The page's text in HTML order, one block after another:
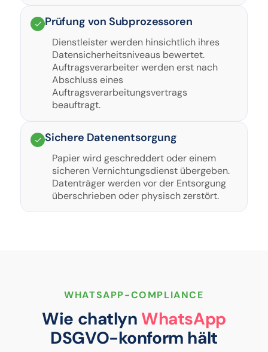
Prüfung von Subprozessoren
Dienstleister werden hinsichtlich ihres
Datensicherheitsniveaus bewertet.
Auftragsverarbeiter werden erst nach
Abschluss eines
Auftragsverarbeitungsvertrags
beauftragt.
Sichere Datenentsorgung
Papier wird geschreddert oder einem
sicheren Vernichtungsdienst übergeben.
Datenträger werden vor der Entsorgung
überschrieben oder physisch zerstört.
WHATSAPP-COMPLIANCE
Wie chatlyn WhatsApp
DSGVO-konform hält